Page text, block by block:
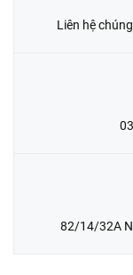
Liên hệ
82/14/32A